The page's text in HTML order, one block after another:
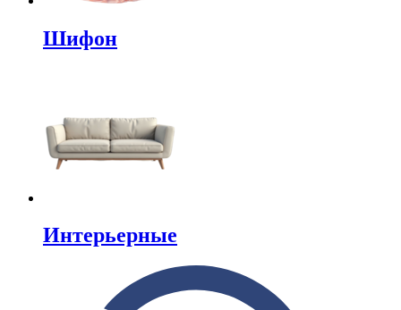
Шифон
Интерьерные